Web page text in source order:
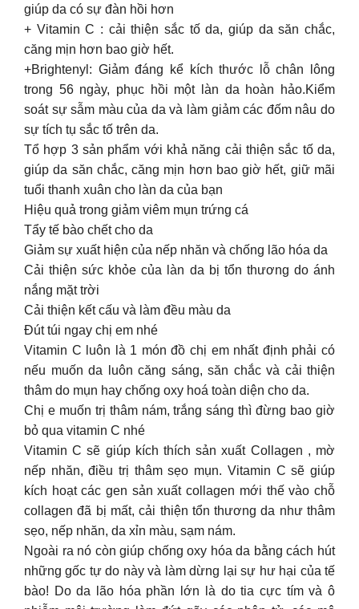
giúp da có sự đàn hồi hơn
+ Vitamin C : cải thiện sắc tố da, giúp da săn chắc,
căng mịn hơn bao giờ hết.
+Brightenyl: Giảm đáng kể kích thước lỗ chân lông
trong 56 ngày, phục hồi một làn da hoàn hảo.Kiểm
soát sự sẫm màu của da và làm giảm các đốm nâu do
sự tích tụ sắc tố trên da.
Tổ hợp 3 sản phẩm với khả năng cải thiện sắc tố da,
giúp da săn chắc, căng mịn hơn bao giờ hết, giữ mãi
tuổi thanh xuân cho làn da của bạn
Hiệu quả trong giảm viêm mụn trứng cá
Tẩy tế bào chết cho da
Giảm sự xuất hiện của nếp nhăn và chống lão hóa da
Cải thiện sức khỏe của làn da bị tổn thương do ánh
nắng mặt trời
Cải thiện kết cấu và làm đều màu da
Đút túi ngay chị em nhé
Vitamin C luôn là 1 món đồ chị em nhất định phải có
nếu muốn da luôn căng sáng, săn chắc và cải thiện
thâm do mụn hay chống oxy hoá toàn diện cho da.
Chị e muốn trị thâm nám, trắng sáng thì đừng bao giờ
bỏ qua vitamin C nhé
Vitamin C sẽ giúp kích thích sản xuất Collagen , mờ
nếp nhăn, điều trị thâm sẹo mụn. Vitamin C sẽ giúp
kích hoạt các gen sản xuất collagen mới thế vào chỗ
collagen đã bị mất, cải thiện tổn thương da như thâm
sẹo, nếp nhăn, da xỉn màu, sạm nám.
Ngoài ra nó còn giúp chống oxy hóa da bằng cách hút
những gốc tự do này và làm dừng lại sự hư hại của tế
bào! Do da lão hóa phần lớn là do tia cực tím và ô